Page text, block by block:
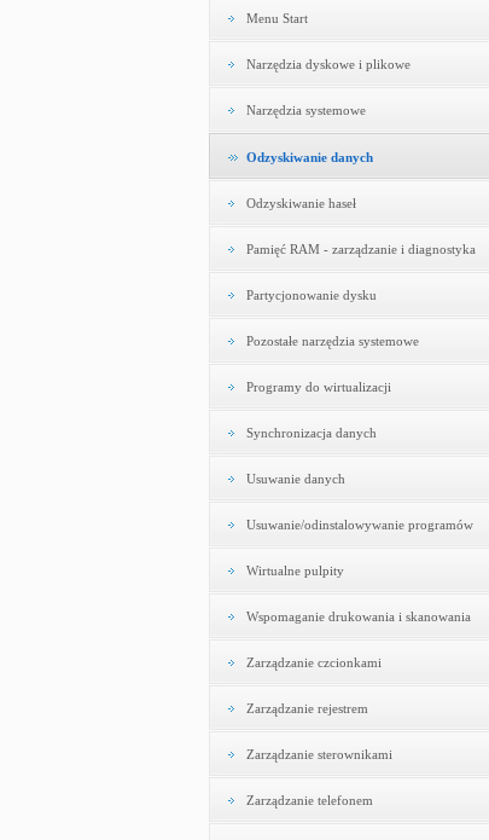
Menu Start
Narzędzia dyskowe i plikowe
Narzędzia systemowe
Odzyskiwanie danych
Odzyskiwanie haseł
Pamięć RAM - zarządzanie i diagnostyka
Partycjonowanie dysku
Pozostałe narzędzia systemowe
Programy do wirtualizacji
Synchronizacja danych
Usuwanie danych
Usuwanie/odinstalowywanie programów
Wirtualne pulpity
Wspomaganie drukowania i skanowania
Zarządzanie czcionkami
Zarządzanie rejestrem
Zarządzanie sterownikami
Zarządzanie telefonem